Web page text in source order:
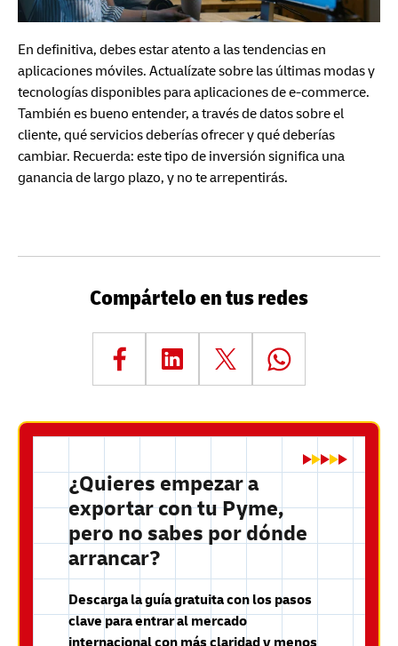
En definitiva, debes estar atento a las tendencias en
aplicaciones móviles. Actualízate sobre las últimas modas y
tecnologías disponibles para aplicaciones de e-commerce.
También es bueno entender, a través de datos sobre el
cliente, qué servicios deberías ofrecer y qué deberías
cambiar. Recuerda: este tipo de inversión significa una
ganancia de largo plazo, y no te arrepentirás.
Compártelo en tus redes
¿Quieres empezar a
exportar con tu Pyme,
pero no sabes por dónde
arrancar?
Descarga la guía gratuita con los pasos
clave para entrar al mercado